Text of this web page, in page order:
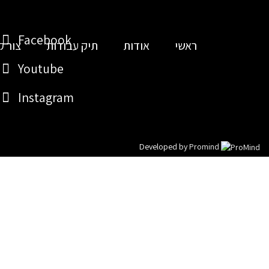
ראשי אודות תיק עבודות צורFacebook
Youtube
Instagram
Developed byPromind